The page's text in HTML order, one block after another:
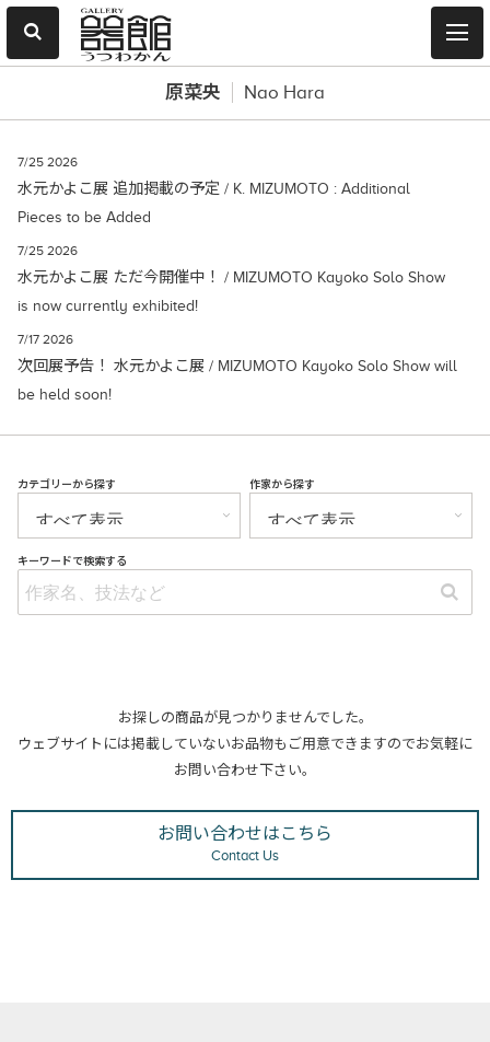
原菜央 Nao Hara
7/25 2026
水元かよこ展 追加掲載の予定 / K. MIZUMOTO : Additional
Pieces to be Added
7/25 2026
水元かよこ展 ただ今開催中！ / MIZUMOTO Kayoko Solo Show
is now currently exhibited!
7/17 2026
次回展予告！ 水元かよこ展 / MIZUMOTO Kayoko Solo Show will
be held soon!
カテゴリーから探す 作家から探す
キーワードで検索する
お探しの商品が見つかりませんでした。
ウェブサイトには掲載していないお品物もご用意できますのでお気軽に
お問い合わせ下さい。
お問い合わせはこちら
Contact Us